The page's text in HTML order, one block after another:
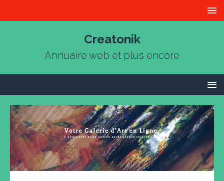
Creatonik
Annuaire web et plus encore